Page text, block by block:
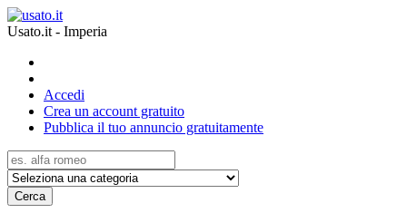
Usato.it - Imperia
Accedi
Crea un account gratuito
Pubblica il tuo annuncio gratuitamente
Cerca